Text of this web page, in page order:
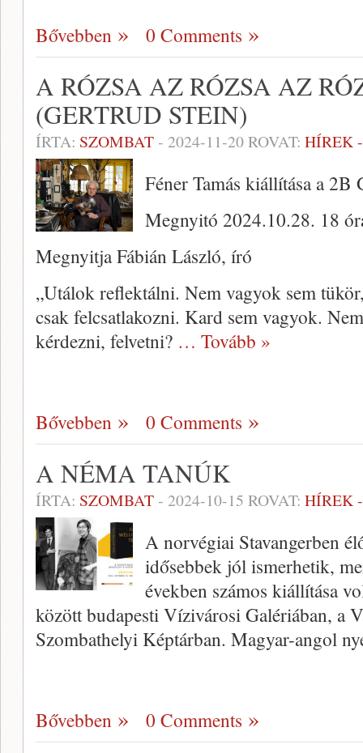
Bővebben 0 Comments
A RÓZSA AZ RÓZSA AZ
(GERTRUD STEIN)
ÍRTA: SZOMBAT- 2024-11-20ROVAT: HÍREK
Féner Tamás kiállítása a 2B
Megnyitó 2024.10.28. 18
Megnyitja Fábián László, író
„Utálok reflektálni. Nem vagyok sem
csak felcsatlakozni. Kard sem vagyok.
kérdezni, felvetni? … Tovább »
Bővebben 0 Comments
A NÉMA TANÚK
ÍRTA: SZOMBAT- 2024-10-15 ROVAT: HÍREK
A norvégiai Stavangerben
idősebbek jól ismerhetik,
években számos kiállítása
között budapesti Vízivárosi Galériában, a
Szombathelyi Képtárban. Magyar-angol
Bővebben 0 Comments